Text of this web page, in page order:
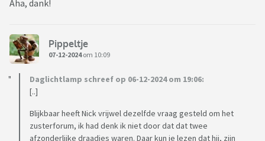
Aha, dank!
Pippeltje
07-12-2024om 10:09
Daglichtlamp schreef op 06-12-2024 om 19:06:
[..]
Blijkbaar heeft Nick vrijwel dezelfde vraag gesteld om het
zusterforum, ik had denk ik niet door dat dat twee
afzonderlijke draadjes waren. Daar kun je lezen dat hij, zijn